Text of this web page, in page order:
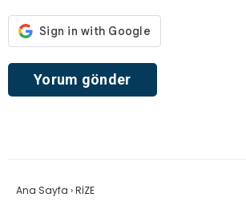
Ana Sayfa ›RİZE